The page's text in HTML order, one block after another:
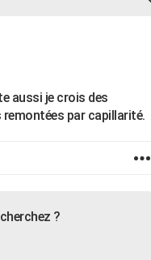
aussi je crois des
par capillarité.
?